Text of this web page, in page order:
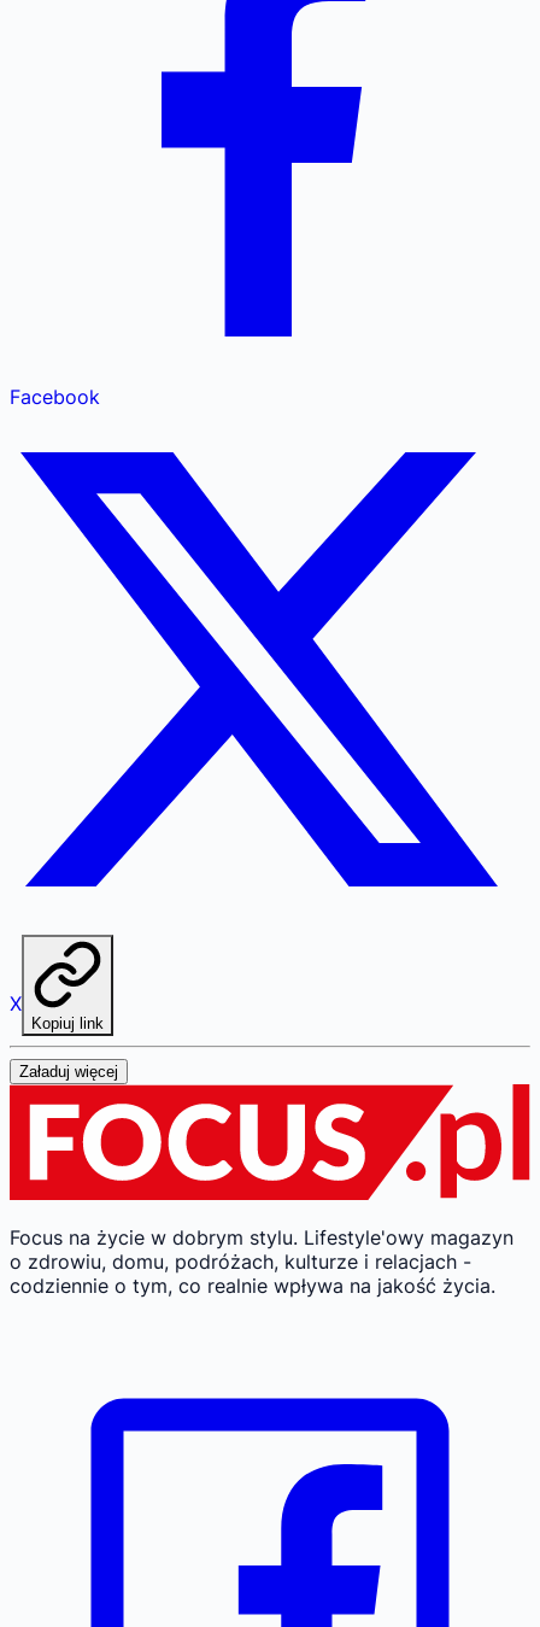
Facebook
X
Kopiuj link
Załaduj więcej
Focus na życie w dobrym stylu. Lifestyle'owy magazyn
o zdrowiu, domu, podróżach, kulturze i relacjach -
codziennie o tym, co realnie wpływa na jakość życia.